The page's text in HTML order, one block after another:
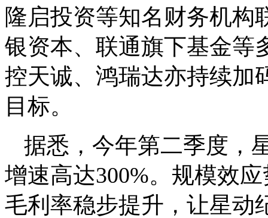
隆启投资等知名财务机构
银资本、联通旗下基金等
控天诚、鸿瑞达亦持续加
目标。
据悉，今年第二季度，
增速高达300%。规模效
毛利率稳步提升，让星动